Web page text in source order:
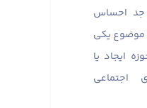
جد احساس
یکی
ایجاد یا
اجتماعی